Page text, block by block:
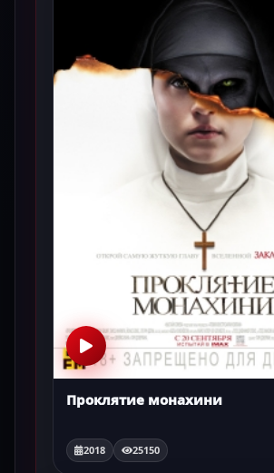
Проклятие монахини
2018 25150